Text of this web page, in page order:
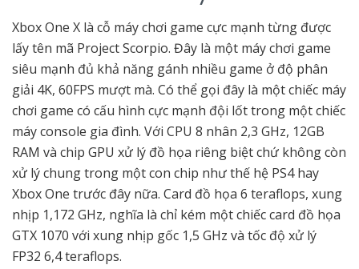
Xbox One X là cỗ máy chơi game cực mạnh từng được
lấy tên mã Project Scorpio. Đây là một máy chơi game
siêu mạnh đủ khả năng gánh nhiều game ở độ phân
giải 4K, 60FPS mượt mà. Có thể gọi đây là một chiếc máy
chơi game có cấu hình cực mạnh đội lốt trong một chiếc
máy console gia đình. Với CPU 8 nhân 2,3 GHz, 12GB
RAM và chip GPU xử lý đồ họa riêng biệt chứ không còn
xử lý chung trong một con chip như thế hệ PS4 hay
Xbox One trước đây nữa. Card đồ họa 6 teraflops, xung
nhịp 1,172 GHz, nghĩa là chỉ kém một chiếc card đồ họa
GTX 1070 với xung nhịp gốc 1,5 GHz và tốc độ xử lý
FP32 6,4 teraflops.